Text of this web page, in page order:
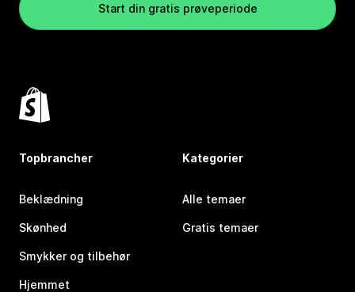
Start din gratis prøveperiode
Topbrancher
Beklædning
Skønhed
Smykker og tilbehør
Hjemmet
Kategorier
Alle temaer
Gratis temaer